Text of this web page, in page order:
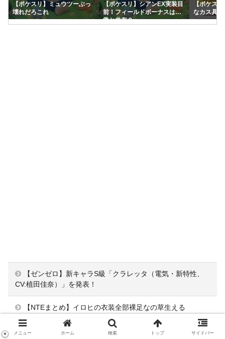
【ポケスリ】ミュウツーぶっ
壊れだろこれ
【ポケスリ】シアンEX実装目
前！フィールドボーナスは通
常と共有？
【ポケス
なカス具合
【ゼンゼロ】新キャラS級「クラレッタ（電気・新特性、
CV:植田佳奈）」を発表！
【NTEまとめ】イロヒの衣装全部裸足なの草生える
【原神】何をしてるのかな？ #原神スネージナヤ #スネー
メニュー ホーム 検索 トップ サイドバー
×